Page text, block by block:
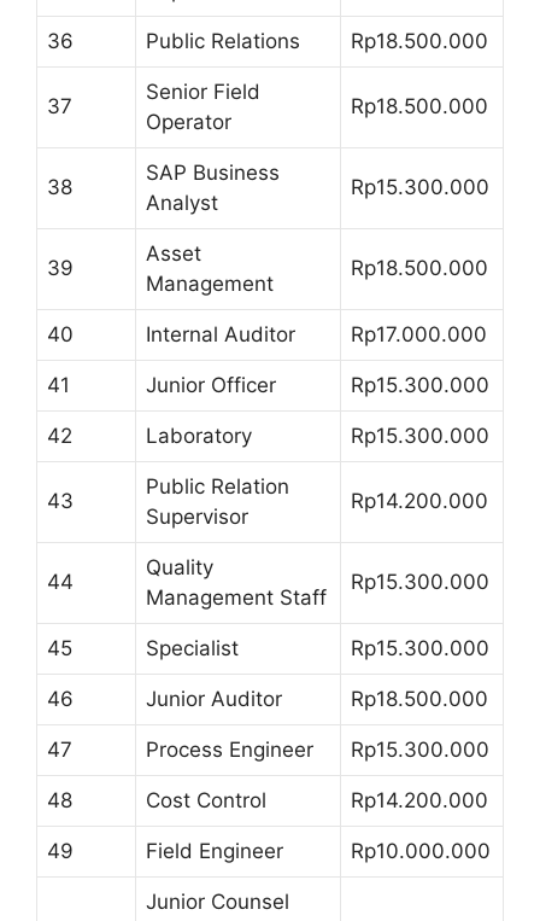
36 Public Relations Rp18.500.000
37
Senior Field
Operator
Rp18.500.000
38
SAP Business
Analyst
Rp15.300.000
39
Asset
Management
Rp18.500.000
40 Internal Auditor Rp17.000.000
41 Junior Officer Rp15.300.000
42 Laboratory Rp15.300.000
43
Public Relation
Supervisor
Rp14.200.000
44
Quality
Management Staff
Rp15.300.000
45 Specialist Rp15.300.000
46 Junior Auditor Rp18.500.000
47 Process Engineer Rp15.300.000
48 Cost Control Rp14.200.000
49 Field Engineer Rp10.000.000
Junior Counsel